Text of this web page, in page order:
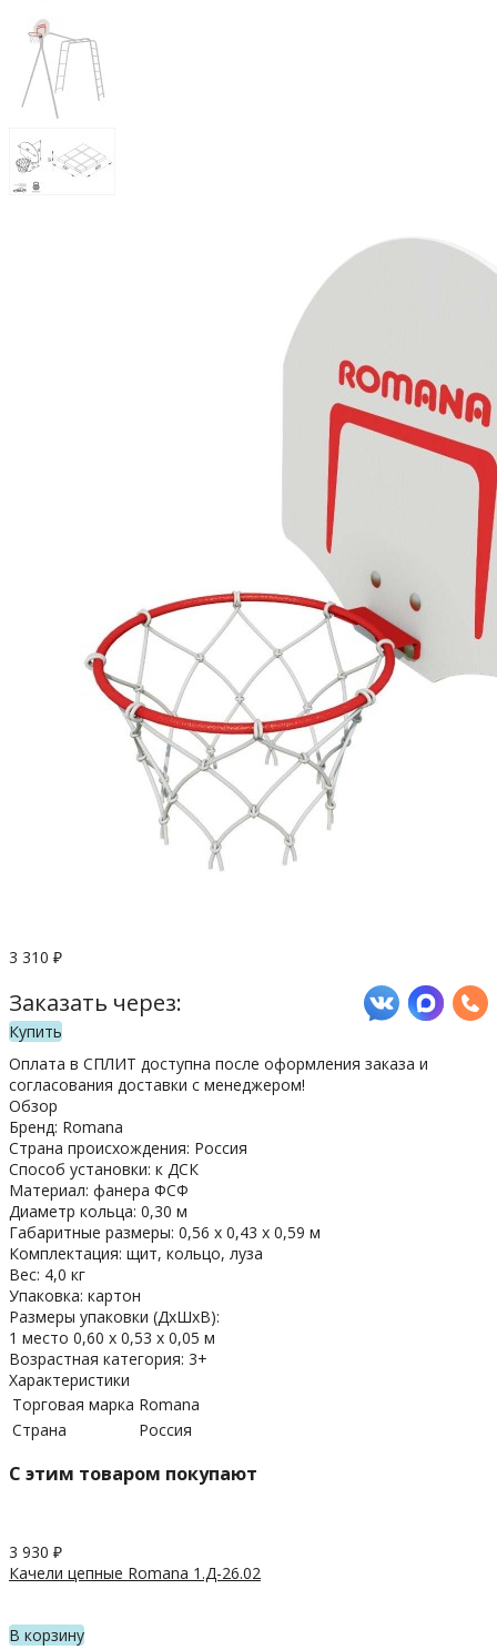
3 310 ₽
Заказать через:
Купить
Оплата в СПЛИТ доступна после оформления заказа и
согласования доставки с менеджером!
Обзор
Бренд: Romana
Страна происхождения: Россия
Способ установки: к ДСК
Материал: фанера ФСФ
Диаметр кольца: 0,30 м
Габаритные размеры: 0,56 х 0,43 х 0,59 м
Комплектация: щит, кольцо, луза
Вес: 4,0 кг
Упаковка: картон
Размеры упаковки (ДхШхВ):
1 место 0,60 х 0,53 х 0,05 м
Возрастная категория: 3+
Характеристики
Торговая марка Romana
Страна
Россия
C этим товаром покупают
3 930 ₽
Качели цепные Romana 1.Д-26.02
В корзину